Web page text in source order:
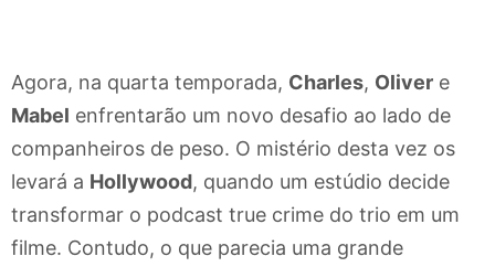
Agora, na quarta temporada, Charles, Oliver e
Mabel enfrentarão um novo desafio ao lado de
companheiros de peso. O mistério desta vez os
levará a Hollywood, quando um estúdio decide
transformar o podcast true crime do trio em um
filme. Contudo, o que parecia uma grande